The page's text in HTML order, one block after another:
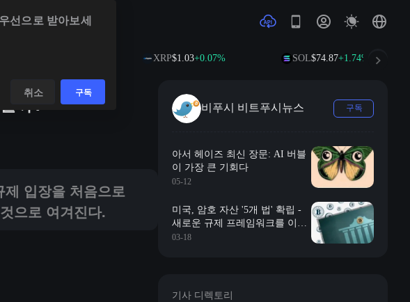
XRP$1.03+0.07% SOL$74.87+1.74%
까?
로 표현한 것이며, 향후 몇 년간 산업 발전의 로드맵이 될 것으로 여겨진다.
입장을 처음으로
으로 여겨진다.
비푸시 비트푸시뉴스 구독
아서 헤이즈 최신 장문: AI 버블
이 가장 큰 기회다
05-12
미국, 암호 자산 '5개 법' 확립 -
새로운 규제 프레임워크를 이해
하는 한 편 (요약판)
03-18
기사 디렉토리
선으로 받아보세
취소 구독